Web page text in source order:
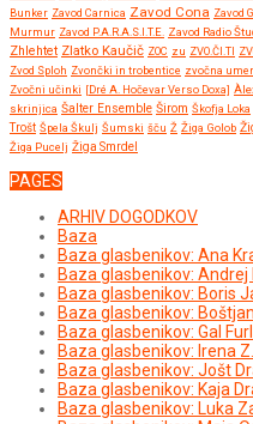
Bunker Zavod Carnica Zavod Cona Zavod
Murmur Zavod P.A.R.A.S.I.T.E. Zavod Radio
Zhlehtet Zlatko Kaučič ZOC zu ZVO.ČI.TI
Zvod Sploh Zvončki in trobentice zvočna
Zvočni učinki [Dré A. Hočevar Verso Doxa]
skrinjica Šalter Ensemble Širom Škofja Loka
Trošt Špela Škulj Šumski šču Ž Žiga Golob
Žiga Pucelj Žiga Smrdel
PAGES
ARHIV DOGODKOV
Baza
Baza glasbenikov: Ana
Baza glasbenikov: Andrej
Baza glasbenikov: Boris
Baza glasbenikov:
Baza glasbenikov: Gal
Baza glasbenikov: Irena
Baza glasbenikov: Jošt
Baza glasbenikov: Kaja
Baza glasbenikov: Luka